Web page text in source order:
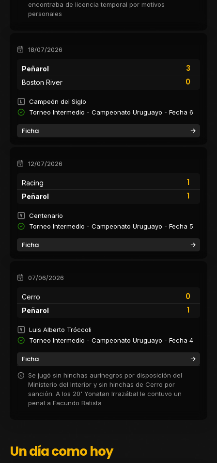
encontraba de licencia temporal por motivos
personales
18/07/2026
Peñarol
3
0
Boston River
Campeón del Siglo
Torneo Intermedio - Campeonato Uruguayo - Fecha 6
Ficha
12/07/2026
Racing
1
1
Peñarol
Centenario
Torneo Intermedio - Campeonato Uruguayo - Fecha 5
Ficha
07/06/2026
Cerro
0
1
Peñarol
Luis Alberto Tróccoli
Torneo Intermedio - Campeonato Uruguayo - Fecha 4
Ficha
Se jugó sin hinchas aurinegros por disposición del
Ministerio del Interior y sin hinchas de Cerro por
sanción. A los 20' Yonatan Irrazábal le contuvo un
penal a Facundo Batista
Un día como hoy